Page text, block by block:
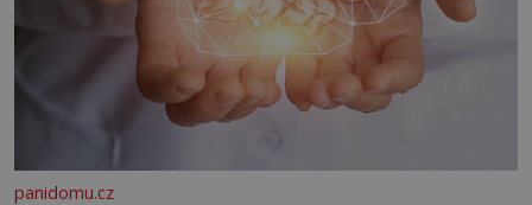
panidomu.cz